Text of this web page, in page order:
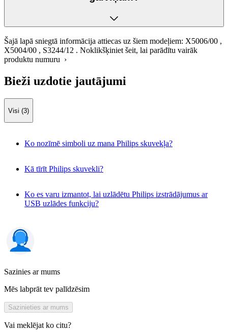
Šajā lapā sniegtā informācija attiecas uz šiem modeļiem: X5006/00 ,
X5004/00 , S3244/12 . Noklikšķiniet šeit, lai parādītu vairāk
produktu numuru ›
Bieži uzdotie jautājumi
Visi (3)
Ko nozīmē simboli uz mana Philips skuvekļa?
Kā tīrīt Philips skuvekli?
Ko es varu izmantot, lai uzlādētu Philips izstrādājumus ar
USB uzlādes funkciju?
Sazinies ar mums
Mēs labprāt tev palīdzēsim
Sazinieties ar mums
Vai meklējat ko citu?